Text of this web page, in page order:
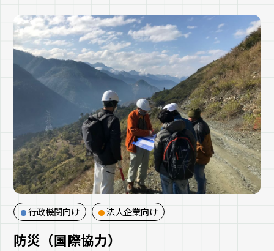
ています。近年は再生可能エネルギー分野にも対象を拡
大し、地球規模の環境課題にも挑戦しています。
行政機関向け 法人企業向け
防災（国際協力）